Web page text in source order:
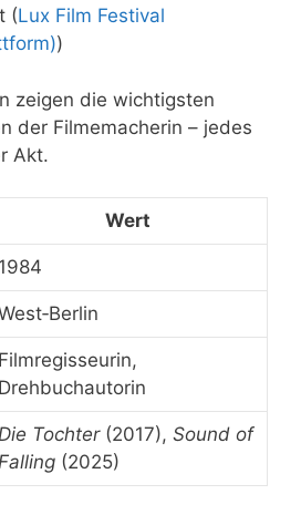
(Lux Film Festival
)
zeigen die wichtigsten
der Filmemacherin – jedes
Akt.
Wert
1984
Filmregisseurin,
Drehbuchautorin
Tochter(2017), Sound of
(2025)